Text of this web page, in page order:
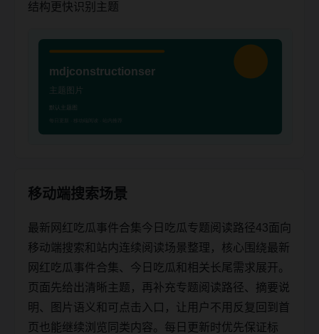
结构更快识别主题
移动端搜索场景
最新网红吃瓜事件合集今日吃瓜专题阅读路径43面向
移动端搜索和站内连续阅读场景整理，核心围绕最新
网红吃瓜事件合集、今日吃瓜和相关长尾需求展开。
页面先给出清晰主题，再补充专题阅读路径、摘要说
明、图片语义和可点击入口，让用户不用反复回到首
页也能继续浏览同类内容。每日更新时优先保证标